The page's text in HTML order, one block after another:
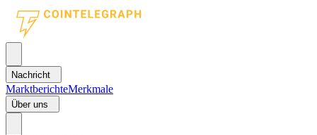
Nachricht
MarktberichteMerkmale
Über uns